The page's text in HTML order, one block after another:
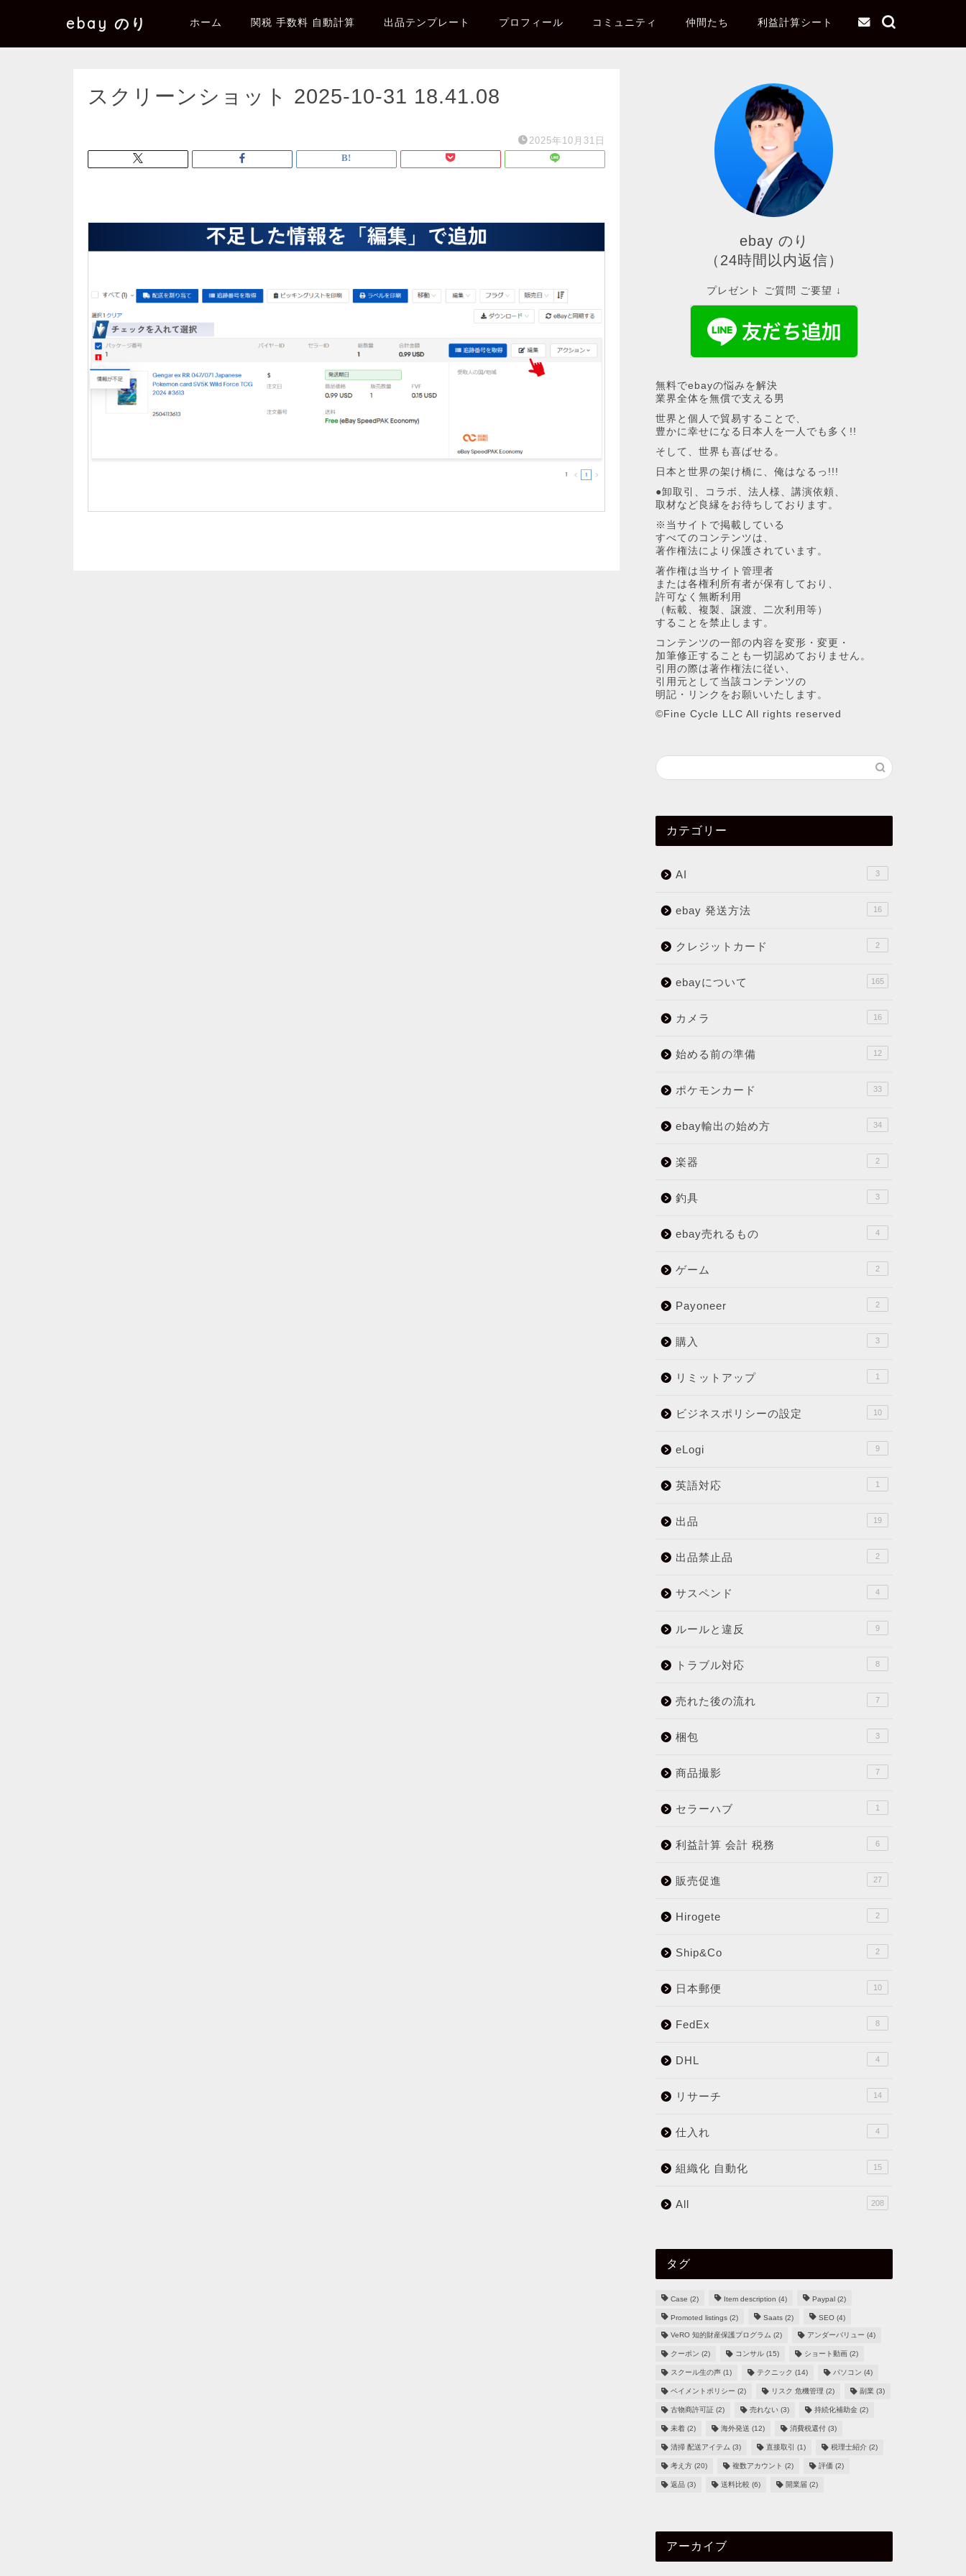
ebay のり ホーム 関税 手数料 自動計算 出品テンプレート プロフィール コミュニティ 仲間たち 利益計算シート
スクリーンショット 2025-10-31 18.41.08
2025年10月31日
ebay のり
（24時間以内返信）
プレゼント ご質問 ご要望 ↓
無料でebayの悩みを解決
業界全体を無償で支える男
世界と個人で貿易することで、
豊かに幸せになる日本人を一人でも多く!!
そして、世界も喜ばせる。
日本と世界の架け橋に、俺はなるっ!!!
●卸取引、コラボ、法人様、講演依頼、
取材など良縁をお待ちしております。
※当サイトで掲載している
すべてのコンテンツは、
著作権法により保護されています。
著作権は当サイト管理者
または各権利所有者が保有しており、
許可なく無断利用
（転載、複製、譲渡、二次利用等）
することを禁止します。
コンテンツの一部の内容を変形・変更・
加筆修正することも一切認めておりません。
引用の際は著作権法に従い、
引用元として当該コンテンツの
明記・リンクをお願いいたします。
©︎Fine Cycle LLC All rights reserved
カテゴリー
AI 3
ebay 発送方法 16
クレジットカード 2
ebayについて 165
カメラ 16
始める前の準備 12
ポケモンカード 33
ebay輸出の始め方 34
楽器 2
釣具 3
ebay売れるもの 4
ゲーム 2
Payoneer 2
購入 3
リミットアップ 1
ビジネスポリシーの設定 10
eLogi 9
英語対応 1
出品 19
出品禁止品 2
サスペンド 4
ルールと違反 9
トラブル対応 8
売れた後の流れ 7
梱包 3
商品撮影 7
セラーハブ 1
利益計算 会計 税務 6
販売促進 27
Hirogete 2
Ship&Co 2
日本郵便 10
FedEx 8
DHL 4
リサーチ 14
仕入れ 4
組織化 自動化 15
All 208
タグ
Case (2) Item description (4) Paypal(2)
Promoted listings(2) Saats(2) SEO(4)
VeRO 知的財産保護プログラム (2) アンダーバリュー (4)
クーポン (2) コンサル(15) ショート動画(2)
スクール生の声(1) テクニック (14) パソコン (4)
ペイメントポリシー (2) リスク 危機管理 (2) 副業 (3)
古物商許可証(2) 売れない(3) 持続化補助金(2)
未着(2) 海外発送 (12) 消費税還付(3)
清掃 配送アイテム (3) 直接取引 (1) 税理士紹介(2)
考え方(20) 複数アカウント (2) 評価 (2)
返品(3) 送料比較 (6) 開業届 (2)
アーカイブ